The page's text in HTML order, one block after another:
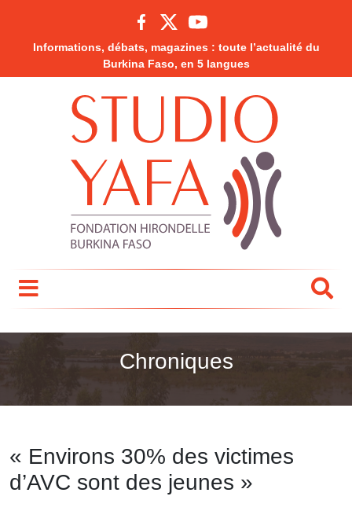
Informations, débats, magazines : toute l’actualité du
Burkina Faso, en 5 langues
Chroniques
« Environs 30% des victimes
d’AVC sont des jeunes »